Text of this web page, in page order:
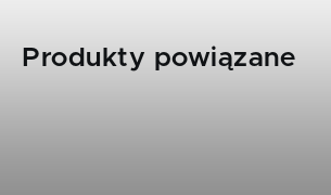
Produkty powiązane